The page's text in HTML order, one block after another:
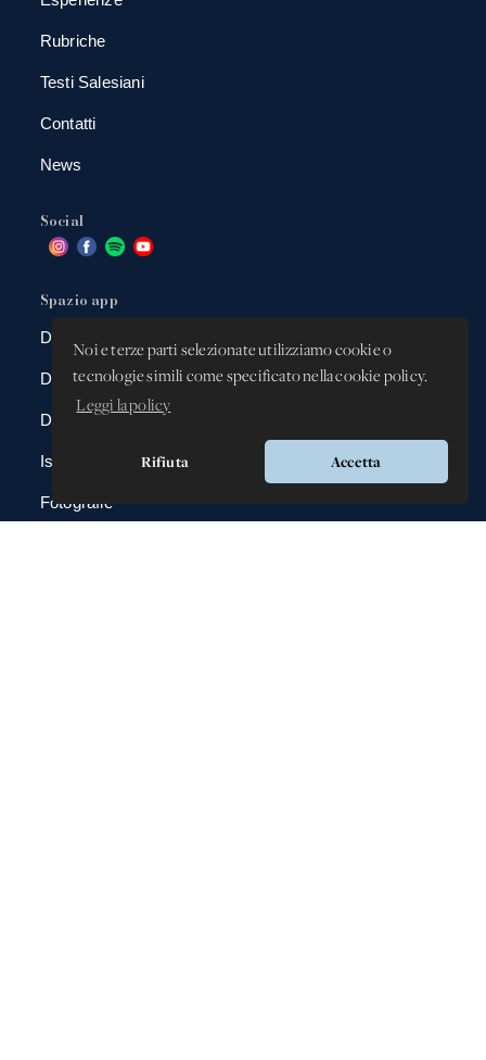
Noi e terze parti selezionate utilizziamo cookie o
tecnologie simili come specificato nella cookie policy.
Leggi la policy
Rifiuta Accetta
Rubriche
Testi Salesiani
Contatti
News
Social
Spazio app
DBAnima
DBContest
DBDrive
Iscrizioni
Fotografie